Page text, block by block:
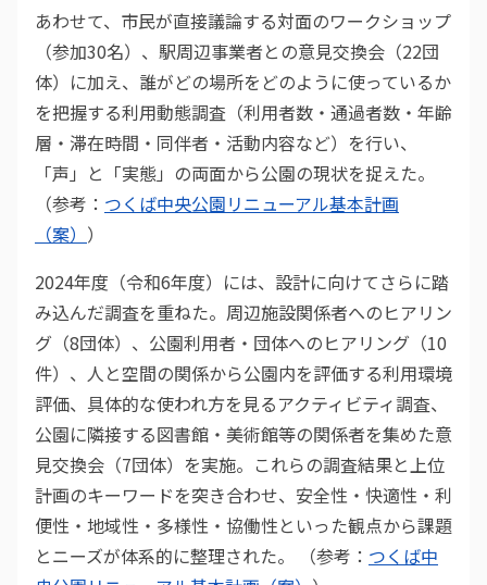
あわせて、市民が直接議論する対面のワークショップ
（参加30名）、駅周辺事業者との意見交換会（22団
体）に加え、誰がどの場所をどのように使っているか
を把握する利用動態調査（利用者数・通過者数・年齢
層・滞在時間・同伴者・活動内容など）を行い、
「声」と「実態」の両面から公園の現状を捉えた。
（参考： つくば中央公園リニューアル基本計画
（案） ）
2024年度（令和6年度）には、設計に向けてさらに踏
み込んだ調査を重ねた。周辺施設関係者へのヒアリン
グ（8団体）、公園利用者・団体へのヒアリング（10
件）、人と空間の関係から公園内を評価する利用環境
評価、具体的な使われ方を見るアクティビティ調査、
公園に隣接する図書館・美術館等の関係者を集めた意
見交換会（7団体）を実施。これらの調査結果と上位
計画のキーワードを突き合わせ、安全性・快適性・利
便性・地域性・多様性・協働性といった観点から課題
とニーズが体系的に整理された。 （参考： つくば中